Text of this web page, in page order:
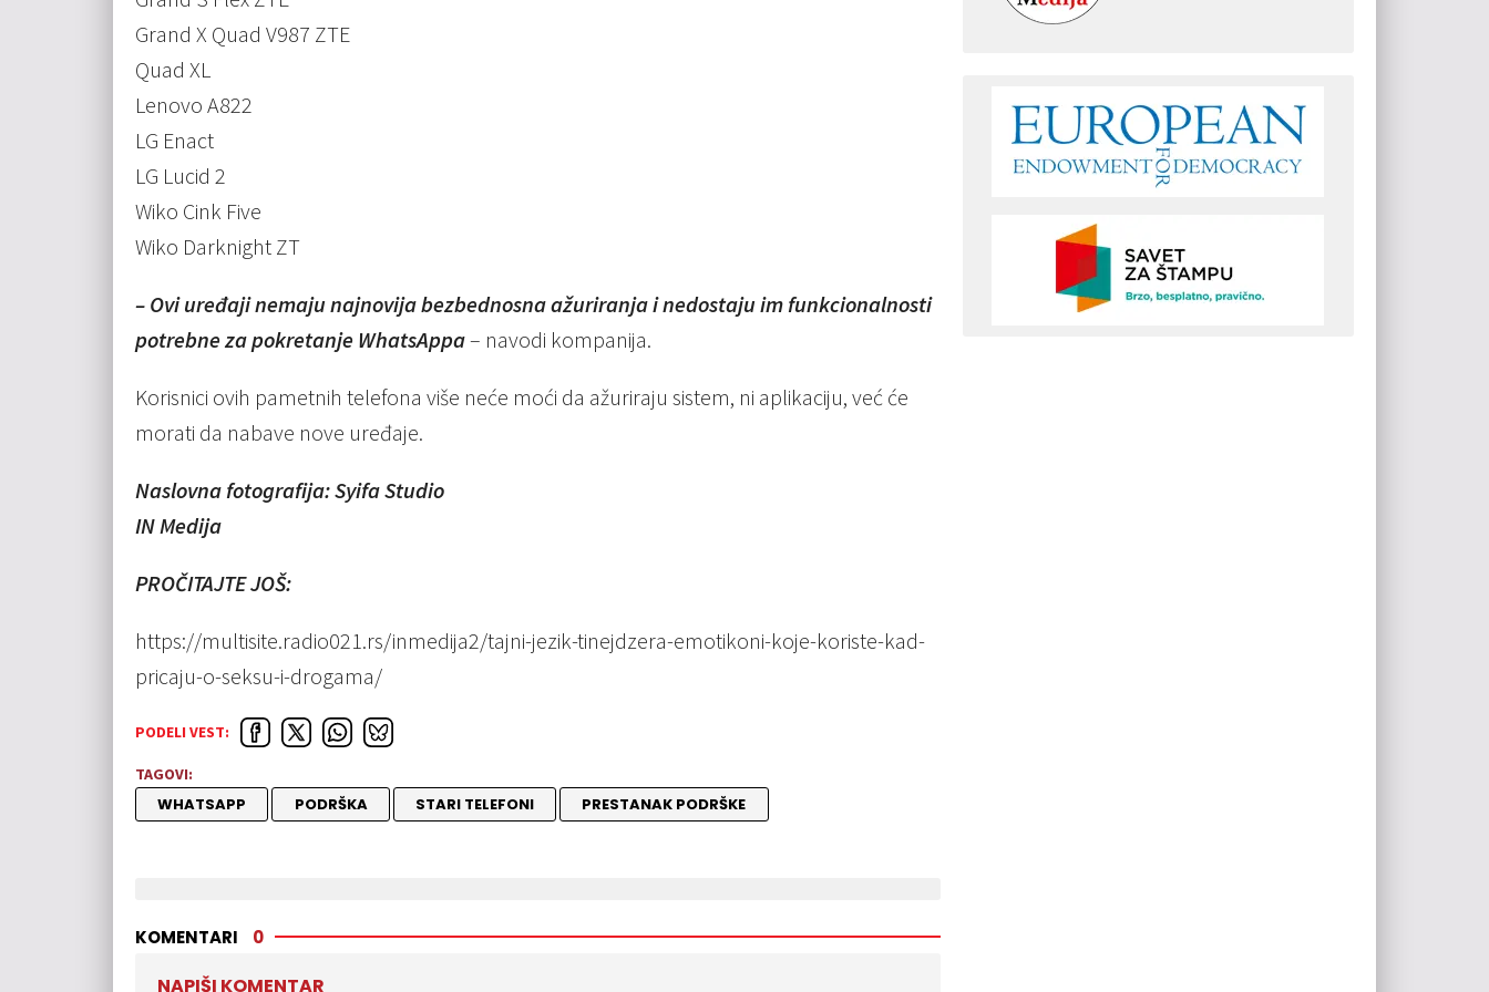
Grand X Quad V987 ZTE
Quad XL
Lenovo A822
LG Enact
LG Lucid 2
Wiko Cink Five
Wiko Darknight ZT
– Ovi uređaji nemaju najnovija bezbednosna ažuriranja i nedostaju im funkcionalnosti
potrebne za pokretanje WhatsAppa– navodi kompanija.
Korisnici ovih pametnih telefona više neće moći da ažuriraju sistem, ni aplikaciju, već će
morati da nabave nove uređaje.
Naslovna fotografija: Syifa Studio
IN Medija
PROČITAJTE JOŠ:
https://multisite.radio021.rs/inmedija2/tajni-jezik-tinejdzera-emotikoni-koje-koriste-kad-
pricaju-o-seksu-i-drogama/
PODELI VEST:
TAGOVI:
WHATSAPP PODRŠKA STARI TELEFONI PRESTANAK PODRŠKE
KOMENTARI 0
NAPIŠI KOMENTAR